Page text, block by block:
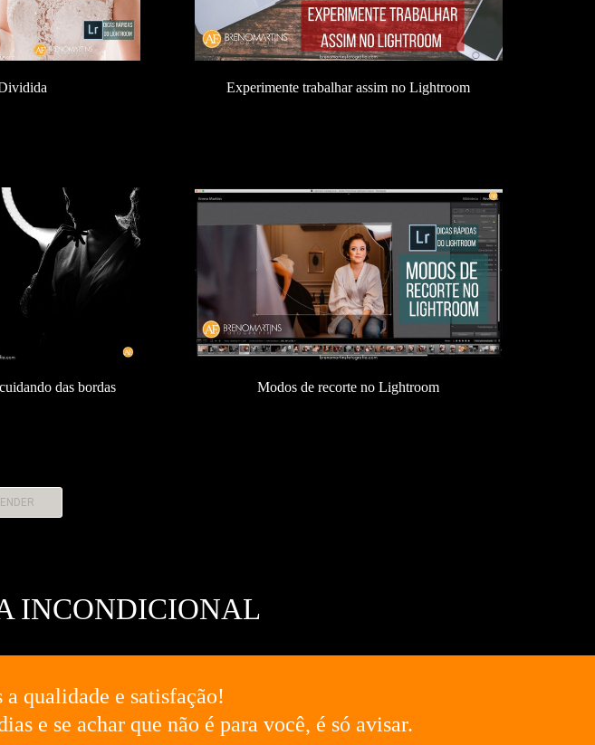
Experimente trabalhar assim no Lightroom
das bordas Modos de recorte no Lightroom
INCONDICIONAL
qualidade e satisfação!
e se achar que não é para você, é só avisar.